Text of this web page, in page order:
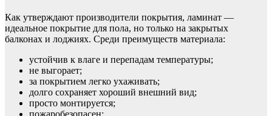
Как утверждают производители покрытия, ламинат —
идеальное покрытие для пола, но только на закрытых
балконах и лоджиях. Среди преимуществ материала:
устойчив к влаге и перепадам температуры;
не выгорает;
за покрытием легко ухаживать;
долго сохраняет хороший внешний вид;
просто монтируется;
пожаробезопасен;